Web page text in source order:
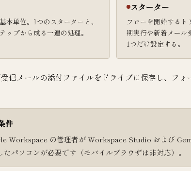
本単位。1つのスターターと、
ップから成る一連の処理。
スターター
フローを開始する
期実行や新着メール
1つだけ設定する。
信メールの添付ファイルをドライブに保存し、フ
件
Workspace の管理者が Workspace Studio および
たパソコンが必要です（モバイルブラウザは非対応）。